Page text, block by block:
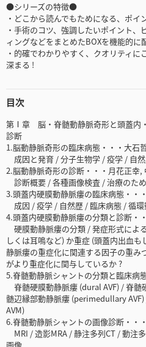
●シリーズの特徴●
・どこから読んでもためになる、ポイ
・手術のコツ、強調したいポイント
ィングなどをまとめたBOXを機能的に
・的確でわかりやすく、クオリティ
深まる !
目次
第Ⅰ章 脳・脊髄動静脈奇形と頭蓋内
診断
1.脳動静脈奇形の臨床病態・・・大石
成因と発育 / 分子生物学 / 疫学 / 自
2.脳動静脈奇形の診断・・・月花正幸,
診断概要 / 各種画像検査 / 治療のた
3.頭蓋内硬膜動静脈瘻の臨床病態・・
成因 / 疫学 / 自然歴 / 臨床病態 / 循
4.頭蓋内硬膜動静脈瘻の分類と診断・
硬膜動静脈瘻の分類 / 発症形式によ
しくは耳鳴など) か重症 (頭蓋内出血
静脈瘻の重症化に関連する因子の重
がより重症化に関与しているか ?
5.脊髄動静脈シャントの分類と臨床病
脊髄硬膜動静脈瘻 (dural AVF) / 脊髄
髄辺縁部動静脈瘻 (perimedullary
AVM)
6.脊髄動静脈シャントの画像診断・・
MRI / 造影MRA / 静注多列CT / 動注